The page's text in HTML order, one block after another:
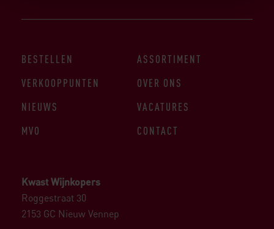
Kwast Wijnkopers
Roggestraat 30
2153 GC Nieuw Vennep
BESTELLEN
ASSORTIMENT
VERKOOPPUNTEN
OVER ONS
NIEUWS
VACATURES
MVO
CONTACT